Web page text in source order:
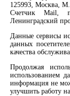
Свободно -
Информация
Свободно -
Продлить
Спроси
Спроси
Оцените
Направить
Соцсети
Вконтакте
125993, Москва, М.
Счетчик Mail,
Ленинградский
Данные сервисы
данных
качества
Продолжая
использованием
информация не
улучшить работу